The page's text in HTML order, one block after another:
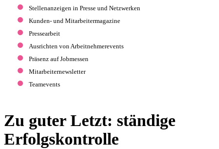
Stellenanzeigen in Presse und Netzwerken
Kunden- und Mitarbeitermagazine
Pressearbeit
Ausrichten von Arbeitnehmerevents
Präsenz auf Jobmessen
Mitarbeiternewsletter
Teamevents
Zu guter Letzt: ständige
Erfolgskontrolle